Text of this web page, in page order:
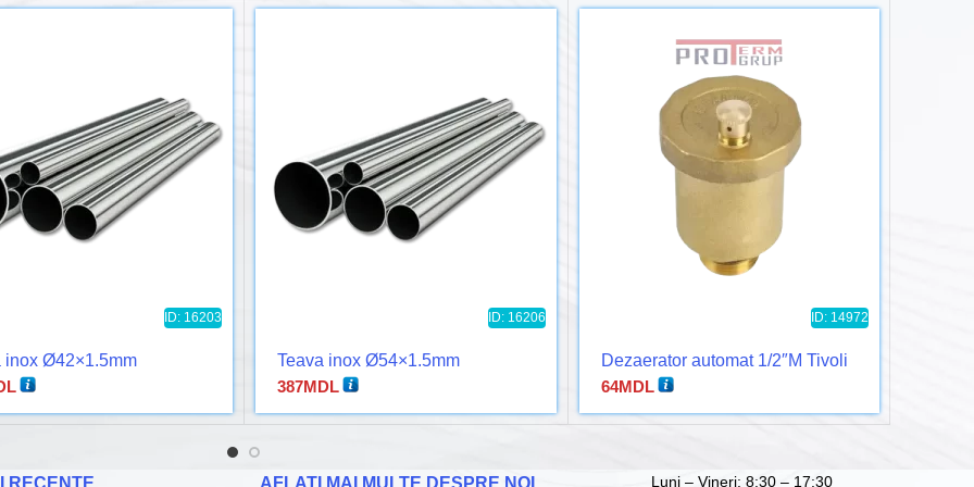
ID: 16203
inox Ø42×1.5mm
ID: 16206
Teava inox Ø54×1.5mm
387MDL
ID: 14972
Dezaerator automat 1/2″M Tivoli
64MDL
Luni – Vineri: 8:30 – 17:30